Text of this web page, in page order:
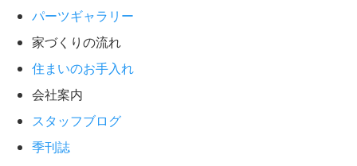
パーツギャラリー
家づくりの流れ
住まいのお手入れ
会社案内
スタッフブログ
季刊誌